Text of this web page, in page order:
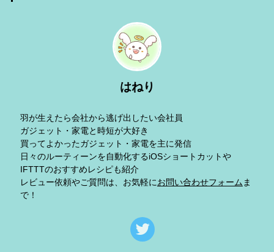
はねり
羽が生えたら会社から逃げ出したい会社員
ガジェット・家電と時短が大好き
買ってよかったガジェット・家電を主に発信
日々のルーティーンを自動化するiOSショートカットや
IFTTTのおすすめレシピも紹介
レビュー依頼やご質問は、お気軽にお問い合わせフォームま
で！